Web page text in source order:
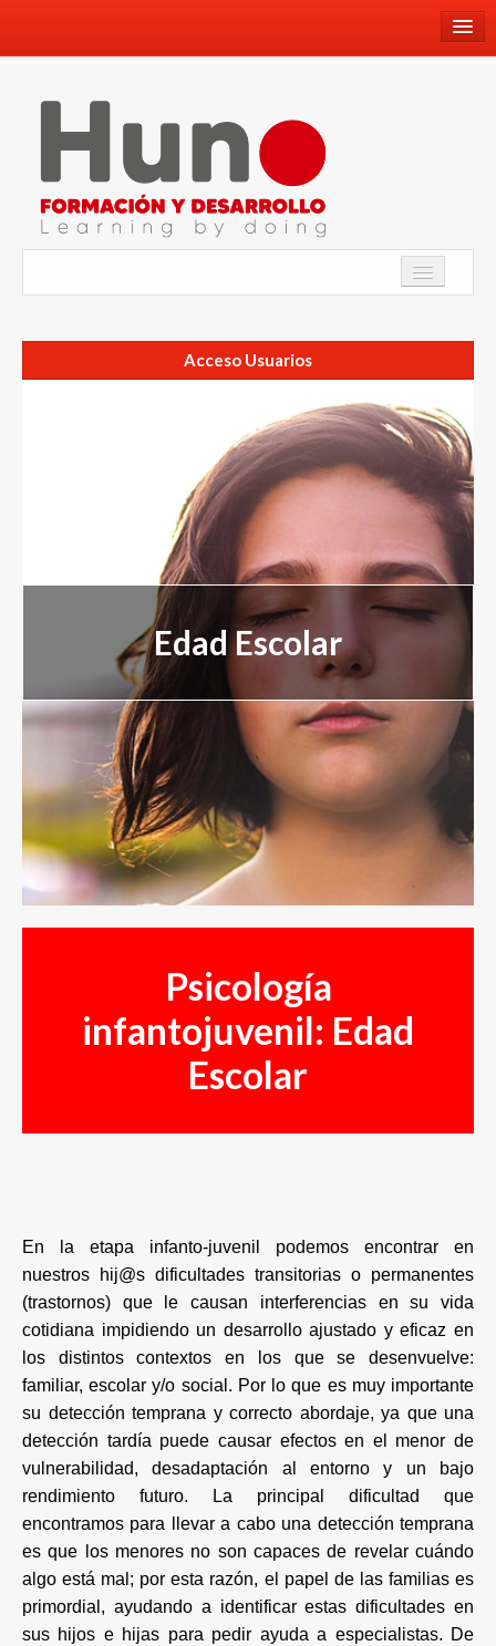
info@hunoformacionydesarrollo.com
Youtube
Academia
Programa de Inmersión Lingüística
Servicios Psicopedagógicos
Servicios Formativos
Alquiler de aulas
Nuestro Equipo
Blog
Acceso Usuarios
Edad Escolar
Psicología
infantojuvenil: Edad
Escolar
En la etapa infanto-juvenil podemos encontrar en
nuestros hij@s dificultades transitorias o permanentes
(trastornos) que le causan interferencias en su vida
cotidiana impidiendo un desarrollo ajustado y eficaz en
los distintos contextos en los que se desenvuelve:
familiar, escolar y/o social. Por lo que es muy importante
su detección temprana y correcto abordaje, ya que una
detección tardía puede causar efectos en el menor de
vulnerabilidad, desadaptación al entorno y un bajo
rendimiento futuro. La principal dificultad que
encontramos para llevar a cabo una detección temprana
es que los menores no son capaces de revelar cuándo
algo está mal; por esta razón, el papel de las familias es
primordial, ayudando a identificar estas dificultades en
sus hijos e hijas para pedir ayuda a especialistas. De